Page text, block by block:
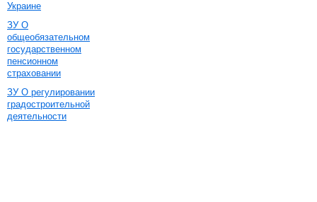
Украине
ЗУ О
общеобязательном
государственном
пенсионном
страховании
ЗУ О регулировании
градостроительной
деятельности